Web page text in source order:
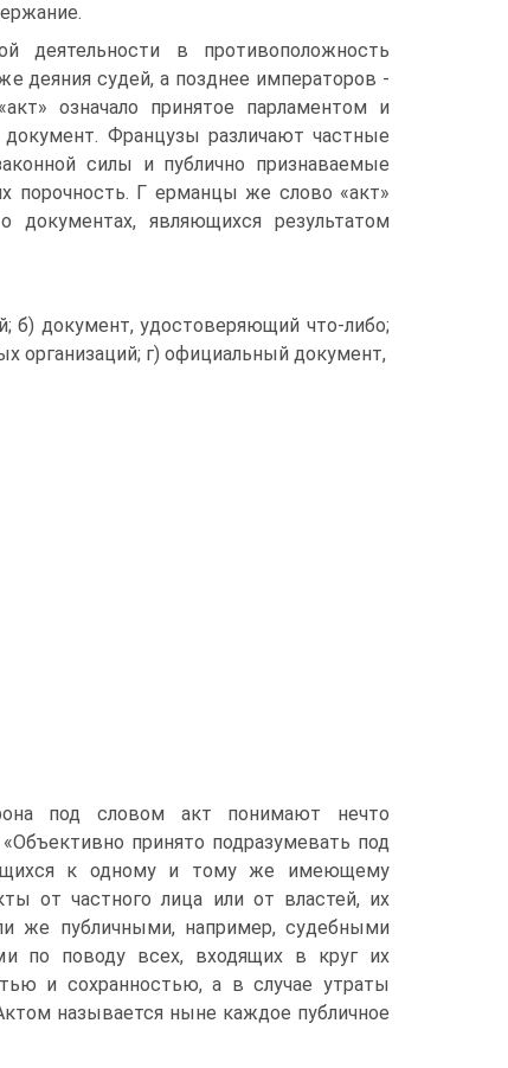
в противоположность
деяния судей, а позднее императоров -
означало принятое парламентом и
Французы различают частные
силы и публично признаваемые
порочность. Г ерманцы же слово «акт»
являющихся результатом
б) документ, удостоверяющий что-либо;
организаций; г) официальный документ,
под словом акт понимают нечто
принято подразумевать под
к одному и тому же имеющему
от частного лица или от властей, их
же публичными, например, судебными
по поводу всех, входящих в круг их
и сохранностью, а в случае утраты
называется ныне каждое публичное